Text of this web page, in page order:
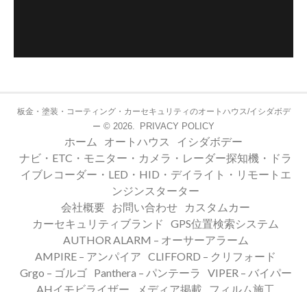
板金・塗装・コーティング・カーセキュリティのオートハウス/イシダボデ
ー © 2026. PRIVACY POLICY
ホーム オートハウス
イシダボデー
ナビ・ETC・モニター・カメラ・レーダー探知機・ドラ
イブレコーダー・LED・HID・デイライト・リモートエ
ンジンスターター
会社概要 お問い合わせ
カスタムカー
カーセキュリティブランド
GPS位置検索システム
AUTHOR ALARM – オーサーアラーム
AMPIRE – アンパイア CLIFFORD – クリフォード
Grgo – ゴルゴ
Panthera – パンテーラ
VIPER – バイパー
AHイモビライザー
メディア掲載 フィルム施工